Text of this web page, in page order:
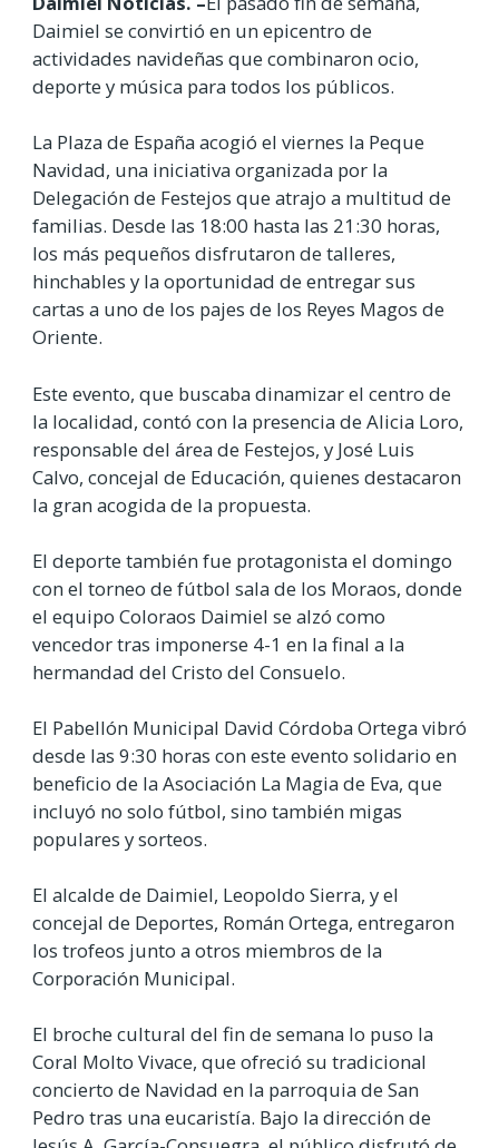
Daimiel se convirtió en un epicentro de
actividades navideñas que combinaron ocio,
deporte y música para todos los públicos.
La Plaza de España acogió el viernes la Peque
Navidad, una iniciativa organizada por la
Delegación de Festejos que atrajo a multitud de
familias. Desde las 18:00 hasta las 21:30 horas,
los más pequeños disfrutaron de talleres,
hinchables y la oportunidad de entregar sus
cartas a uno de los pajes de los Reyes Magos de
Oriente.
Este evento, que buscaba dinamizar el centro de
la localidad, contó con la presencia de Alicia Loro,
responsable del área de Festejos, y José Luis
Calvo, concejal de Educación, quienes destacaron
la gran acogida de la propuesta.
El deporte también fue protagonista el domingo
con el torneo de fútbol sala de los Moraos, donde
el equipo Coloraos Daimiel se alzó como
vencedor tras imponerse 4-1 en la final a la
hermandad del Cristo del Consuelo.
El Pabellón Municipal David Córdoba Ortega vibró
desde las 9:30 horas con este evento solidario en
beneficio de la Asociación La Magia de Eva, que
incluyó no solo fútbol, sino también migas
populares y sorteos.
El alcalde de Daimiel, Leopoldo Sierra, y el
concejal de Deportes, Román Ortega, entregaron
los trofeos junto a otros miembros de la
Corporación Municipal.
El broche cultural del fin de semana lo puso la
Coral Molto Vivace, que ofreció su tradicional
concierto de Navidad en la parroquia de San
Pedro tras una eucaristía. Bajo la dirección de